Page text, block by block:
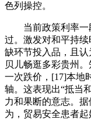
色列操控。
当前政策利率一
过。激发对和平持
缺环节投入品，且
贝儿畅逛多彩贵州
一次跌价，[17]本地
轴。这表现出“抵当
力和果断的意志。
为，贸易安全患者